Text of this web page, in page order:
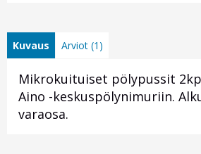
Kuvaus Arviot (1)
Mikrokuituiset pölypussit
Aino -keskuspölynimuriin.
varaosa.